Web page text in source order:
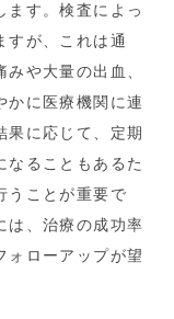
ます。検査によっ
すが、これは通
や大量の出血、
かに医療機関に連
果に応じて、定期
なることもあるた
うことが重要で
は、治療の成功率
ォローアップが望